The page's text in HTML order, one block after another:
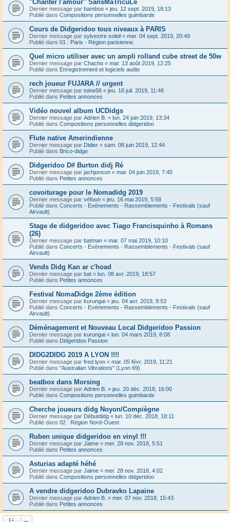
"Chanter l'amour" SansMaTricuLe
Dernier message par bamboo « jeu. 12 sept. 2019, 18:13
Publié dans Compositions personnelles guimbarde
Cours de Didgeridoo tous niveaux à PARIS
Dernier message par sylvestre soleil « mer. 04 sept. 2019, 20:49
Publié dans 01 : Paris - Région parisienne.
Quel micro utiliser avec un ampli rolland cube street de 50w
Dernier message par Chacho « mar. 13 août 2019, 12:25
Publié dans Enregistrement et logiciels audio
rech joueur FUJARA // urgent
Dernier message par toine56 « jeu. 18 juil. 2019, 11:46
Publié dans Petites annonces
Vidéo nouvel album UCDidgs
Dernier message par Adrien B. « lun. 24 juin 2019, 13:34
Publié dans Compositions personnelles didgeridoo
Flute native Amerindienne
Dernier message par Didier « sam. 08 juin 2019, 12:44
Publié dans Brico-didge
Didgeridoo D# Burton didj Ré
Dernier message par jachjonson « mar. 04 juin 2019, 7:45
Publié dans Petites annonces
covoiturage pour le Nomadidg 2019
Dernier message par véfoun « jeu. 16 mai 2019, 5:58
Publié dans Concerts - Evénements - Rassemblements - Festivals (sauf
Airvault)
Stage de didgeridoo avec Tiago Francisquinho à Romans
(26)
Dernier message par batman « mar. 07 mai 2019, 10:10
Publié dans Concerts - Evénements - Rassemblements - Festivals (sauf
Airvault)
Vends Didg Kan ar c'hoad
Dernier message par bat « lun. 08 avr. 2019, 18:57
Publié dans Petites annonces
Festival NomaDidge 2ème édition
Dernier message par kurungai « jeu. 04 avr. 2019, 8:53
Publié dans Concerts - Evénements - Rassemblements - Festivals (sauf
Airvault)
Déménagement et Nouveau Local Didgeridoo Passion
Dernier message par kurungai « lun. 04 mars 2019, 8:08
Publié dans Didgeridoo Passion
DIDG2DIDG 2019 A LYON !!!!
Dernier message par fred lyon « mar. 05 févr. 2019, 11:21
Publié dans "Australian Vibrations" (Lyon 69)
beatbox dans Morsing
Dernier message par Adrien B. « jeu. 20 déc. 2018, 16:00
Publié dans Compositions personnelles guimbarde
Cherche joueurs didg Noyon/Compiègne
Dernier message par Débutdidg « lun. 10 déc. 2018, 18:11
Publié dans 02 : Région Nord-Ouest
Ruben unique didgeridoo en vinyl !!!
Dernier message par Jaime « mer. 28 nov. 2018, 5:51
Publié dans Petites annonces
Asturias adapté héhé
Dernier message par Jaime « mer. 28 nov. 2018, 4:02
Publié dans Compositions personnelles didgeridoo
A vendre didgeridoo Dubravko Lapaine
Dernier message par Adrien B. « mer. 07 nov. 2018, 15:43
Publié dans Petites annonces